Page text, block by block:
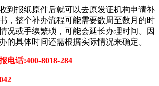
到报纸原件后就可以去原发证机构申请补
，整个补办流程可能需要数周至数月的时
况或手续繁琐，可能会延长办理时间。因
的具体时间还需根据实际情况来确定。
电话:400-8018-284